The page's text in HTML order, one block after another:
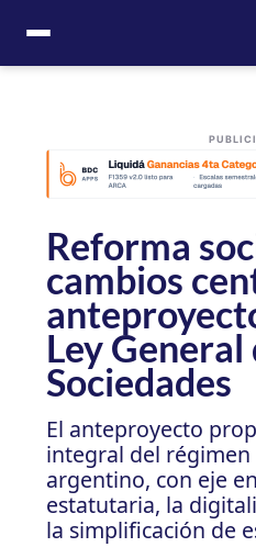
Reforma
cambios
Ley General
Sociedades
El anteproyecto
integral del régimen
argentino, con eje
estatutaria, la
la simplificación de